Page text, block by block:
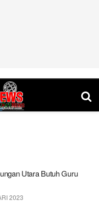
Utara Butuh Guru
2023